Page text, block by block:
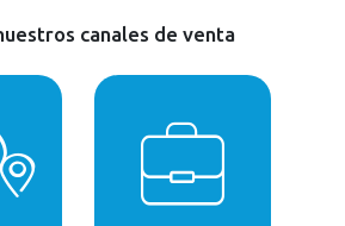
canales de venta